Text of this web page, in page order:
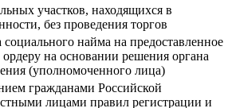
участков, находящихся в
без проведения торгов
найма на предоставленное
на основании решения органа
(уполномоченного лица)
гражданами Российской
лицами правил регистрации и